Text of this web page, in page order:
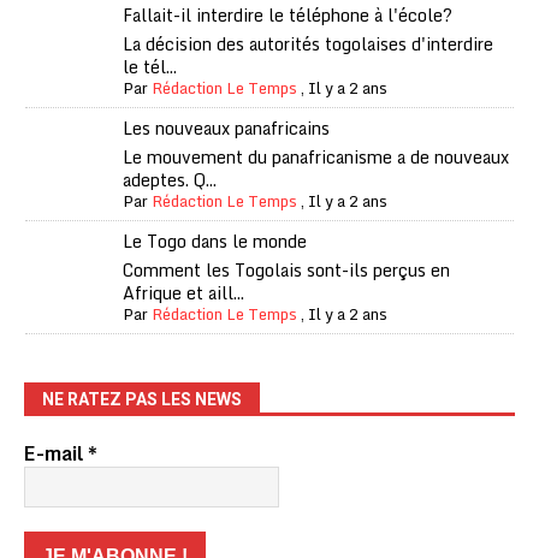
Fallait-il interdire le téléphone à l'école?
La décision des autorités togolaises d'interdire
le tél...
ParRédaction Le Temps, Il y a 2 ans
Les nouveaux panafricains
Le mouvement du panafricanisme a de nouveaux
adeptes. Q...
ParRédaction Le Temps, Il y a 2 ans
Le Togo dans le monde
Comment les Togolais sont-ils perçus en
Afrique et aill...
ParRédaction Le Temps, Il y a 2 ans
NE RATEZ PAS LES NEWS
E-mail*